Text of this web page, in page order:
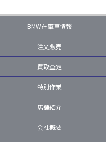
BMW在庫車情報
注文販売
買取査定
特別作業
店舗紹介
会社概要